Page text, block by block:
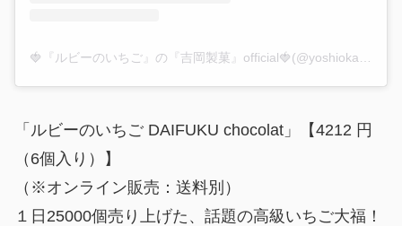
🍓『ルビーのいちご』の『吉岡製菓』official🍓(@yoshioka.sweets.no1)がシェアした投稿
「ルビーのいちご DAIFUKU chocolat」【4212 円
（6個入り）】
（※オンライン販売：送料別）
１日25000個売り上げた、話題の高級いちご大福！